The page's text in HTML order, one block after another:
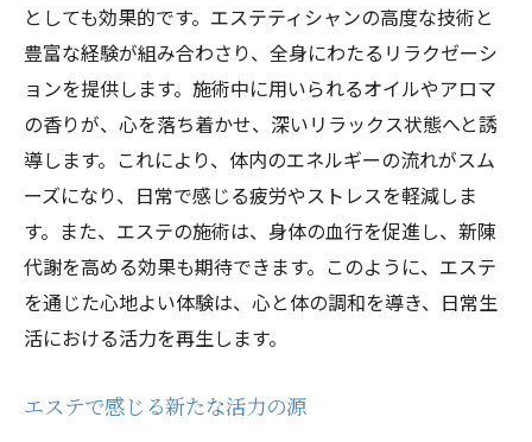
としても効果的です。エステティシャンの高度な技術と
豊富な経験が組み合わさり、全身にわたるリラクゼーシ
ョンを提供します。施術中に用いられるオイルやアロマ
の香りが、心を落ち着かせ、深いリラックス状態へと誘
導します。これにより、体内のエネルギーの流れがスム
ーズになり、日常で感じる疲労やストレスを軽減しま
す。また、エステの施術は、身体の血行を促進し、新陳
代謝を高める効果も期待できます。このように、エステ
を通じた心地よい体験は、心と体の調和を導き、日常生
活における活力を再生します。
エステで感じる新たな活力の源